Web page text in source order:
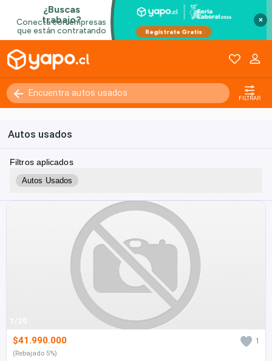
×
FILTRAR
Autos usados
Filtros aplicados
Autos Usados
1/20
$41.990.000 1
(Rebajado 5%)